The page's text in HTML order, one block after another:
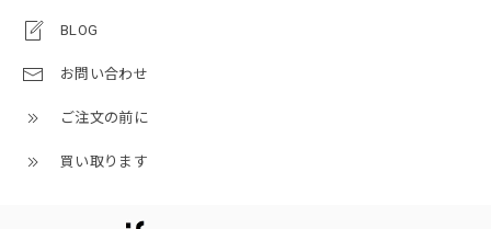
BLOG
お問い合わせ
ご注文の前に
買い取ります